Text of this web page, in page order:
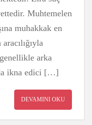
Muhtemelen
muhakkak en
arka
ikna edici […]
DEVAMINI OKU